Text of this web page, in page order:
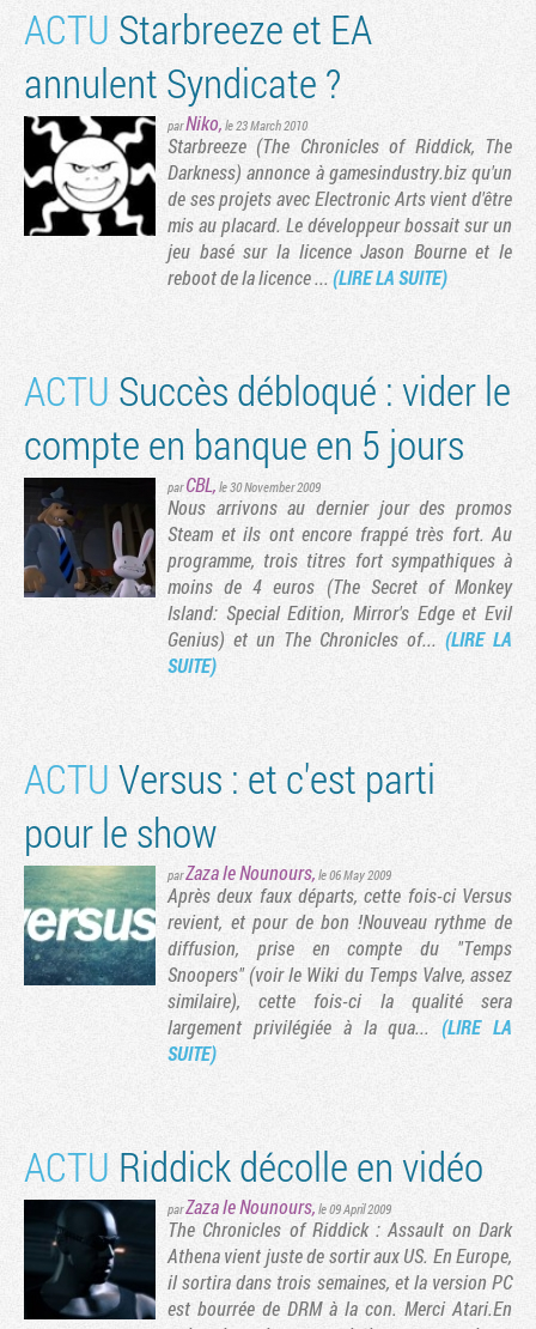
ACTU Starbreeze et EA
annulent Syndicate ?
parNiko, le 23 March 2010
Starbreeze (The Chronicles of Riddick, The
Darkness) annonce à gamesindustry.biz qu'un
de ses projets avec Electronic Arts vient d'être
mis au placard. Le développeur bossait sur un
jeu basé sur la licence Jason Bourne et le
reboot de la licence ... (LIRE LA SUITE)
ACTU Succès débloqué : vider le
compte en banque en 5 jours
parCBL, le 30 November 2009
Nous arrivons au dernier jour des promos
Steam et ils ont encore frappé très fort. Au
programme, trois titres fort sympathiques à
moins de 4 euros (The Secret of Monkey
Island: Special Edition, Mirror's Edge et Evil
Genius) et un The Chronicles of... (LIRE LA
SUITE)
ACTU Versus : et c'est parti
pour le show
parZaza le Nounours, le 06 May 2009
Après deux faux départs, cette fois-ci Versus
revient, et pour de bon !Nouveau rythme de
diffusion, prise en compte du "Temps
Snoopers" (voir le Wiki du Temps Valve, assez
similaire), cette fois-ci la qualité sera
largement privilégiée à la qua...(LIRE LA
SUITE)
ACTU Riddick décolle en vidéo
parZaza le Nounours, le 09 April 2009
The Chronicles of Riddick : Assault on Dark
Athena vient juste de sortir aux US. En Europe,
il sortira dans trois semaines, et la version PC
est bourrée de DRM à la con. Merci Atari.En
page